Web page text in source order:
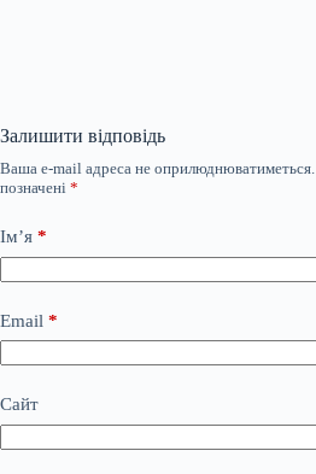
Залишити відповідь
Ваша e-mail адреса не оприлюднюватиметься.
позначені *
Ім’я *
Email *
Сайт